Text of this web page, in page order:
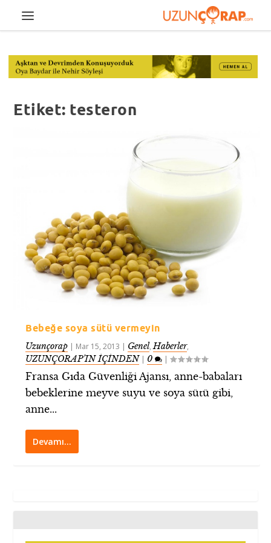
Etiket: testeron
Bebeğe soya sütü vermeyin
Uzunçorap | Mar 15, 2013 | Genel,Haberler,
UZUNÇORAP’IN İÇİNDEN| 0 |
Fransa Gıda Güvenliği Ajansı, anne-babaları
bebeklerine meyve suyu ve soya sütü gibi,
anne...
Devamı…